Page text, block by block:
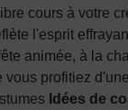
cours à votre
l'esprit
animée, à la
vous profitiez
Idées de